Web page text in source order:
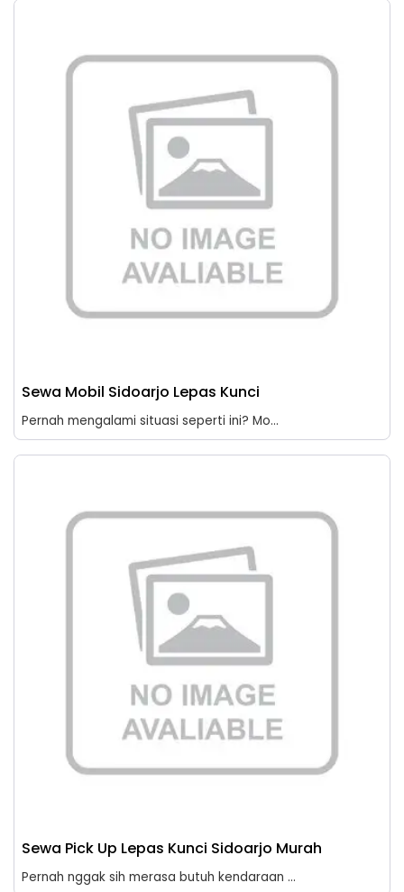
Sewa Mobil Sidoarjo Lepas Kunci
Pernah mengalami situasi seperti ini? Mo...
Sewa Pick Up Lepas Kunci Sidoarjo Murah
Pernah nggak sih merasa butuh kendaraan ...